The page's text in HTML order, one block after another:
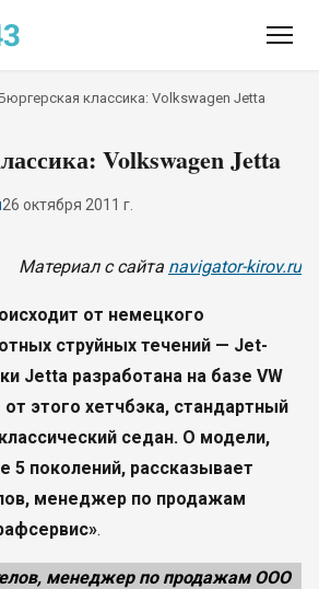
классика: Volkswagen Jetta
Volkswagen Jetta
26 октября 2011 г.
Материал с сайта navigator-kirov.ru
от немецкого
струйных течений — Jet-
Jetta разработана на базе VW
этого хетчбэка, стандартный
седан. О модели,
5 поколений, рассказывает
менеджер по продажам
.
менеджер по продажам ООО